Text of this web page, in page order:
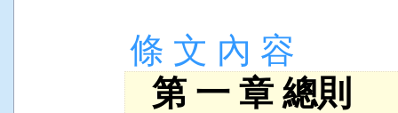
條 文 內 容
第 一 章 總則